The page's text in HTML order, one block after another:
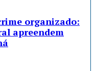
organizado:
apreendem